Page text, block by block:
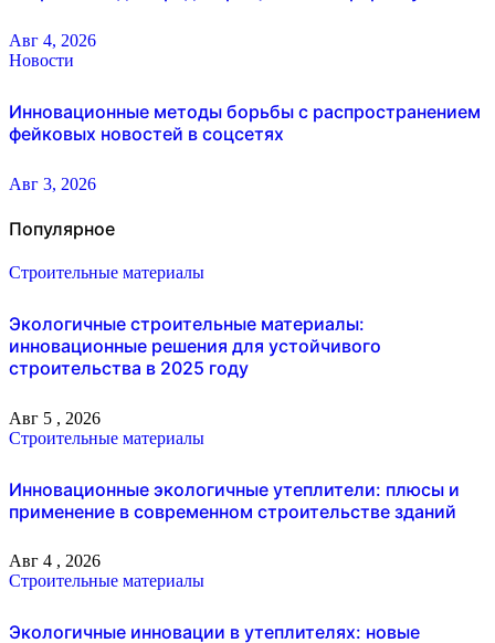
Авг 4, 2026
Новости
Инновационные методы борьбы с распространением
фейковых новостей в соцсетях
Авг 3, 2026
Популярное
Строительные материалы
Экологичные строительные материалы:
инновационные решения для устойчивого
строительства в 2025 году
Авг 5 , 2026
Строительные материалы
Инновационные экологичные утеплители: плюсы и
применение в современном строительстве зданий
Авг 4 , 2026
Строительные материалы
Экологичные инновации в утеплителях: новые